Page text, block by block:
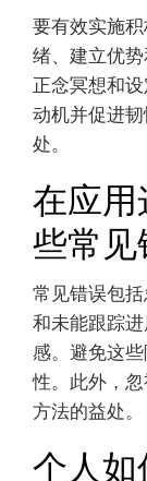
要有效实施
绪、建立优势
正念冥想和
动机并促进
处。
在应
些常见
常见错误包
和未能跟踪
感。避免这
性。此外，
方法的益处。
个人